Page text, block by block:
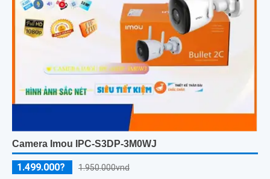
Camera Imou IPC-S3DP-3M0WJ
1.499.000? 1.950.000vnd